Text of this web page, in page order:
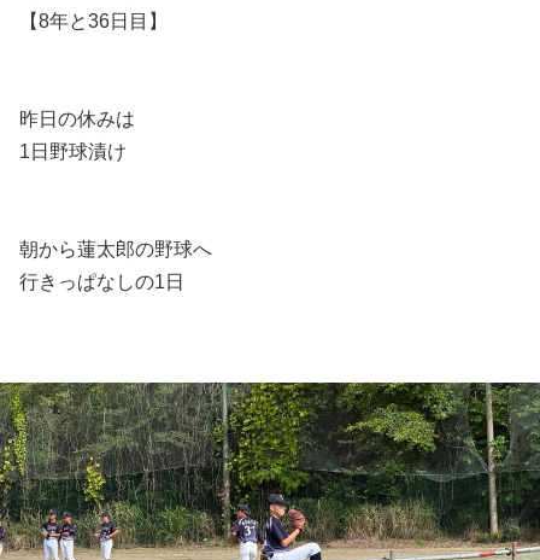
【8年と36日目】
昨日の休みは
1日野球漬け
朝から蓮太郎の野球へ
行きっぱなしの1日